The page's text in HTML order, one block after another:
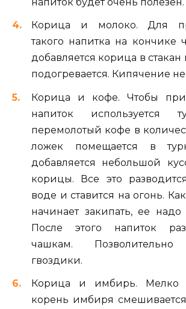
Корица и молоко. Для
такого напитка на кончике
добавляется корица в
подогревается. Кипячение
Корица и кофе. Чтобы
напиток используется
перемолотый кофе в
ложек помещается в
добавляется небольшой
корицы. Все это
воде и ставится на огонь.
начинает закипать, ее надо
После этого напиток
чашкам. Позволительно
гвоздики.
Корица и имбирь. Мелко
корень имбиря